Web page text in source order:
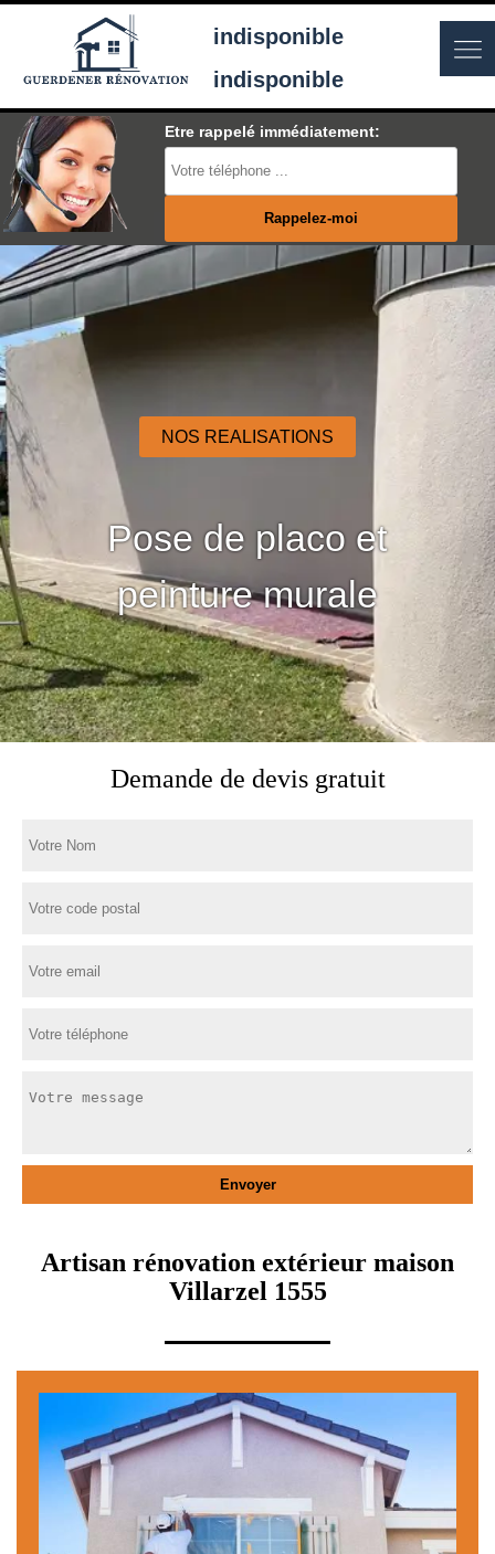
indisponible
indisponible
Etre rappelé immédiatement:
NOS REALISATIONS
Pose de placo et
peinture murale
Demande de devis gratuit
Artisan rénovation extérieur maison
Villarzel 1555